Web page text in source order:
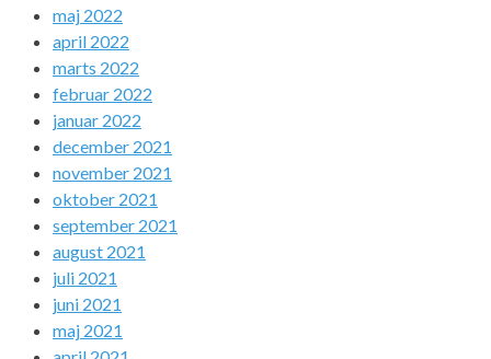
maj 2022
april 2022
marts 2022
februar 2022
januar 2022
december 2021
november 2021
oktober 2021
september 2021
august 2021
juli 2021
juni 2021
maj 2021